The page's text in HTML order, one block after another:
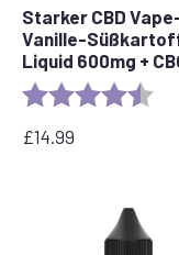
Starker CBD
Vanille-
Liquid 600mg +
Bewertung:
£14.99